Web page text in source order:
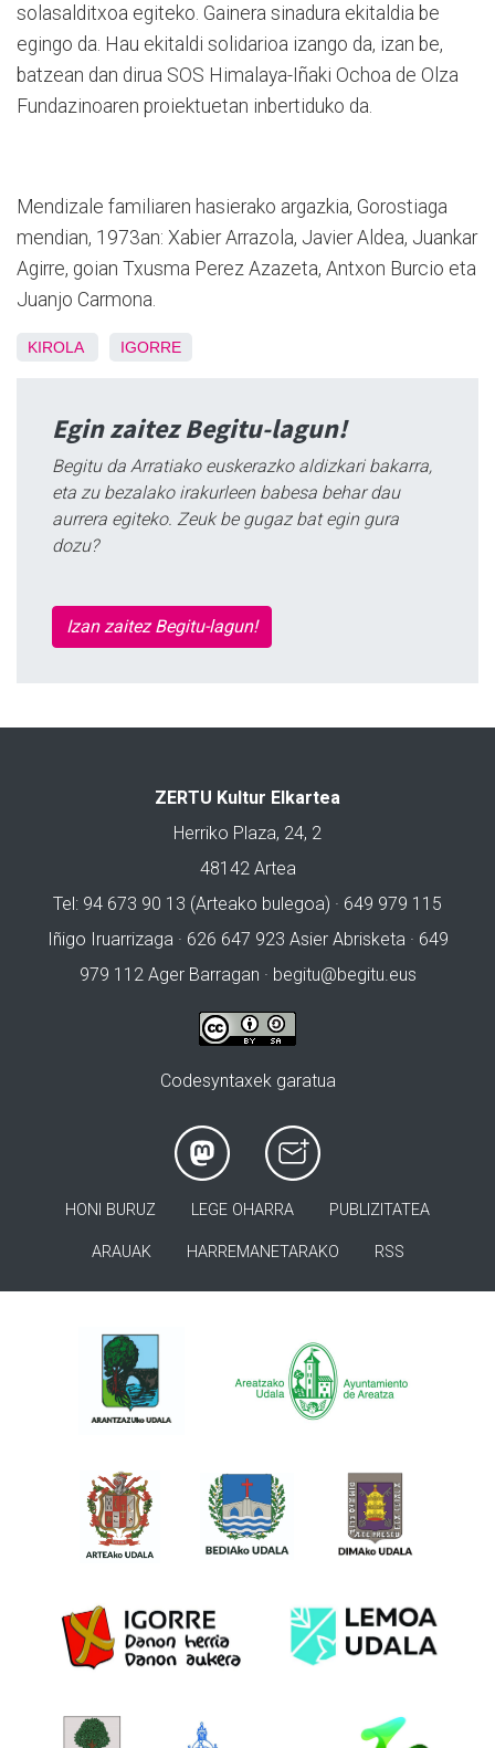
solasalditxoa egiteko. Gainera sinadura ekitaldia be
egingo da. Hau ekitaldi solidarioa izango da, izan be,
batzean dan dirua SOS Himalaya-Iñaki Ochoa de Olza
Fundazinoaren proiektuetan inbertiduko da.
Mendizale familiaren hasierako argazkia, Gorostiaga
mendian, 1973an: Xabier Arrazola, Javier Aldea, Juankar
Agirre, goian Txusma Perez Azazeta, Antxon Burcio eta
Juanjo Carmona.
KIROLA IGORRE
Egin zaitez Begitu-lagun!
Begitu da Arratiako euskerazko aldizkari bakarra,
eta zu bezalako irakurleen babesa behar dau
aurrera egiteko. Zeuk be gugaz bat egin gura
dozu?
Izan zaitez Begitu-lagun!
ZERTU Kultur Elkartea
Herriko Plaza, 24, 2
48142 Artea
Tel: 94 673 90 13 (Arteako bulegoa) · 649 979 115
Iñigo Iruarrizaga · 626 647 923 Asier Abrisketa · 649
979 112 Ager Barragan · begitu@begitu.eus
Codesyntaxek garatua
HONI BURUZ LEGE OHARRA PUBLIZITATEA
ARAUAK HARREMANETARAKO RSS